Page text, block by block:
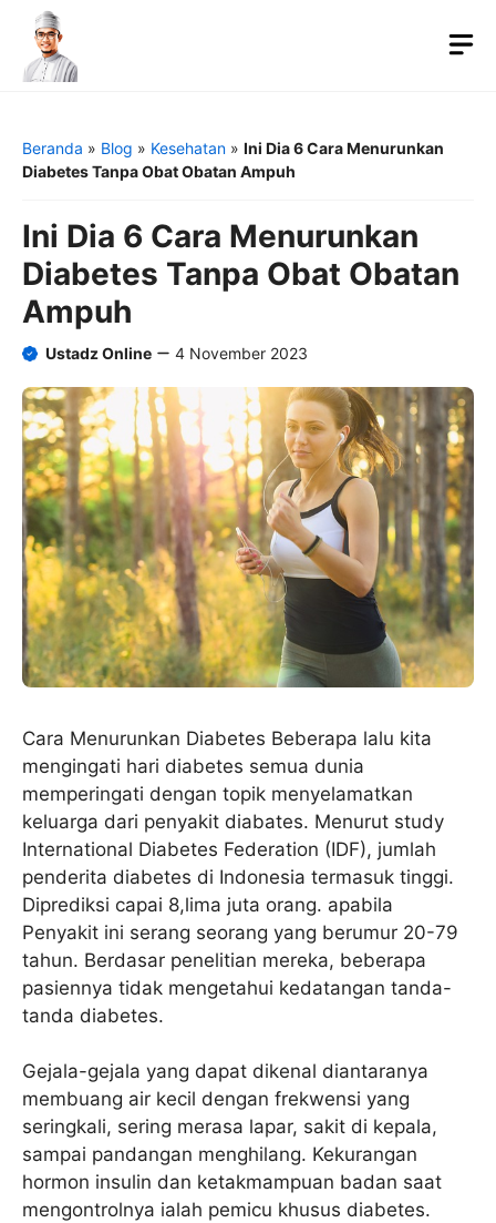
Langsung
Beranda » Blog » Kesehatan » Ini Dia 6 Cara Menurunkan
Diabetes Tanpa Obat Obatan Ampuh
Ini Dia 6 Cara Menurunkan
Diabetes Tanpa Obat Obatan
Ampuh
Ustadz Online 4 November 2023
Cara Menurunkan Diabetes Beberapa lalu kita
mengingati hari diabetes semua dunia
memperingati dengan topik menyelamatkan
keluarga dari penyakit diabates. Menurut study
International Diabetes Federation (IDF), jumlah
penderita diabetes di Indonesia termasuk tinggi.
Diprediksi capai 8,lima juta orang. apabila
Penyakit ini serang seorang yang berumur 20-79
tahun. Berdasar penelitian mereka, beberapa
pasiennya tidak mengetahui kedatangan tanda-
tanda diabetes.
Gejala-gejala yang dapat dikenal diantaranya
membuang air kecil dengan frekwensi yang
seringkali, sering merasa lapar, sakit di kepala,
sampai pandangan menghilang. Kekurangan
hormon insulin dan ketakmampuan badan saat
mengontrolnya ialah pemicu khusus diabetes.